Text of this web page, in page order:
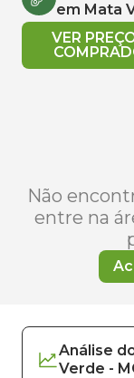
em Mata
VER
Não
entre na
Análise
Verde -